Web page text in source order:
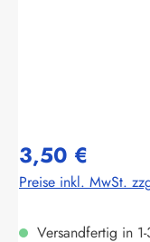
3,50 €
Preise inkl. MwSt.
Versandfertig in